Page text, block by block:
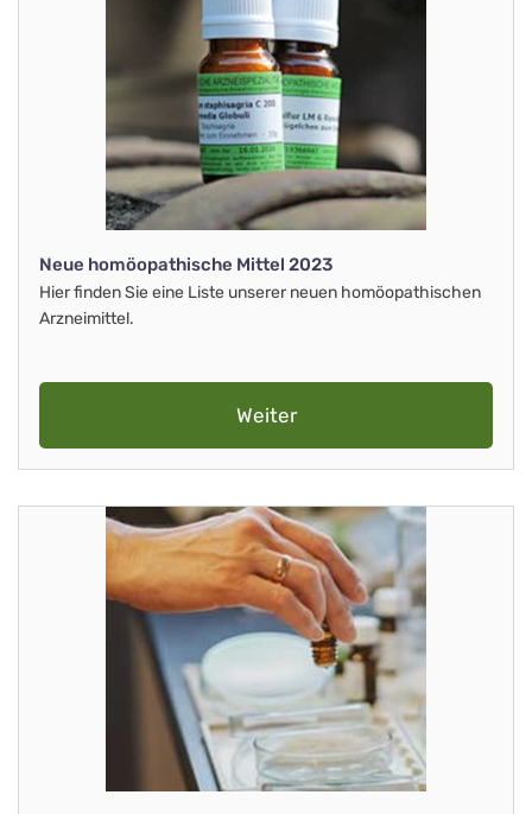
Neue homöopathische Mittel 2023
Hier finden Sie eine Liste unserer neuen homöopathischen
Arzneimittel.
Weiter